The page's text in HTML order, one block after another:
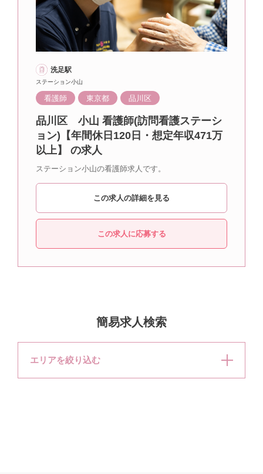
洗足駅
ステーション小山
看護師 東京都 品川区
品川区 小山 看護師(訪問看護ステーシ
ョン)【年間休日120日・想定年収471万
以上】 の求人
ステーション小山の看護師求人です。
この求人の詳細を見る
この求人に応募する
簡易求人検索
エリアを絞り込む